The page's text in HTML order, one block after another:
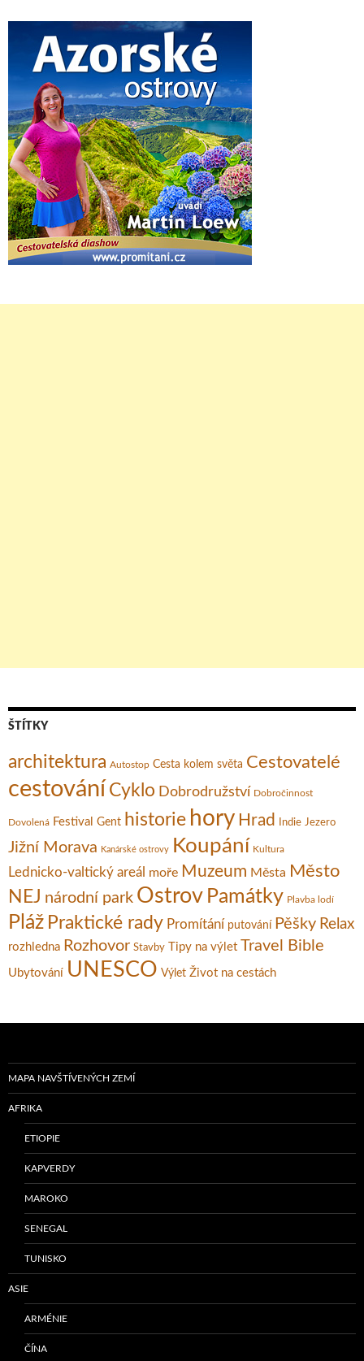
ŠTÍTKY
architektura Autostop Cesta kolem světa Cestovatelé
cestování Cyklo Dobrodružství Dobročinnost
Dovolená Festival Gent historie hory Hrad Indie Jezero
Jižní Morava Kanárské ostrovy Koupání Kultura
Lednicko-valtický areál moře Muzeum Města Město
NEJ národní park Ostrov Památky Plavba lodí
Pláž Praktické rady Promítání putování Pěšky Relax
rozhledna Rozhovor Stavby Tipy na výlet Travel Bible
Ubytování UNESCO Výlet Život na cestách
MAPA NAVŠTÍVENÝCH ZEMÍ
AFRIKA
ETIOPIE
KAPVERDY
MAROKO
SENEGAL
TUNISKO
ASIE
ARMÉNIE
ČÍNA